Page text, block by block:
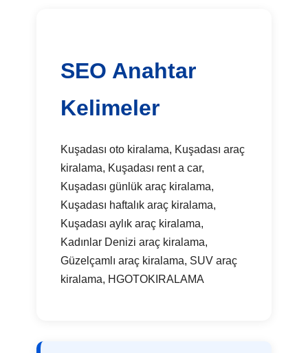
SEO Anahtar
Kelimeler
Kuşadası oto kiralama, Kuşadası araç
kiralama, Kuşadası rent a car,
Kuşadası günlük araç kiralama,
Kuşadası haftalık araç kiralama,
Kuşadası aylık araç kiralama,
Kadınlar Denizi araç kiralama,
Güzelçamlı araç kiralama, SUV araç
kiralama, HGOTOKIRALAMA